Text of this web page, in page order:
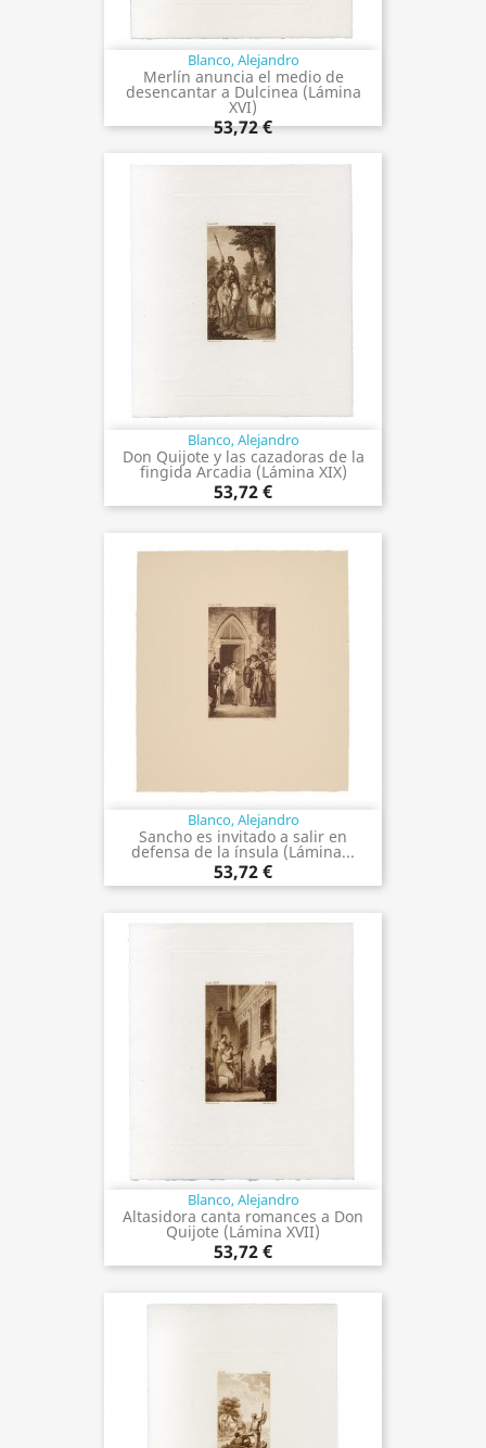
Blanco, Alejandro
Merlín anuncia el medio de
desencantar a Dulcinea (Lámina
XVI)
53,72 €
Blanco, Alejandro
Don Quijote y las cazadoras de la
fingida Arcadia (Lámina XIX)
53,72 €
Blanco, Alejandro
Sancho es invitado a salir en
defensa de la ínsula (Lámina...
53,72 €
Blanco, Alejandro
Altasidora canta romances a Don
Quijote (Lámina XVII)
53,72 €